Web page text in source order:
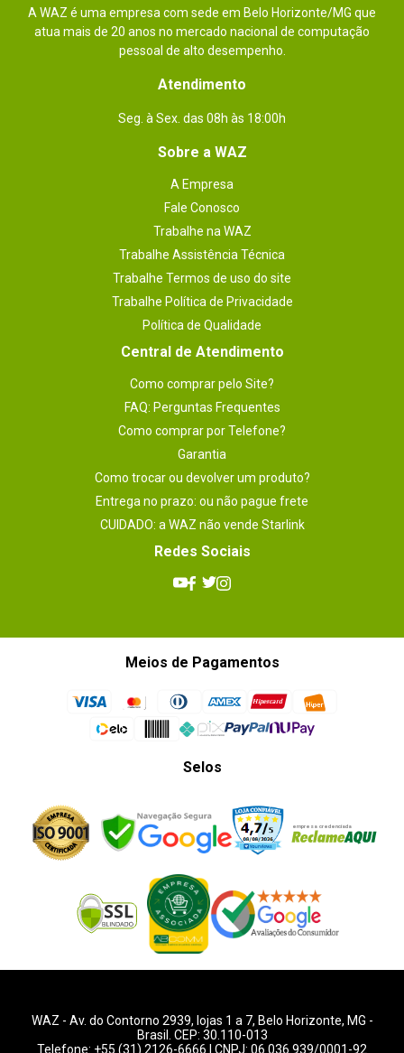
A WAZ é uma empresa com sede em Belo Horizonte/MG que
atua mais de 20 anos no mercado nacional de computação
pessoal de alto desempenho.
Atendimento
Seg. à Sex. das 08h às 18:00h
Sobre a WAZ
A Empresa
Fale Conosco
Trabalhe na WAZ
Trabalhe Assistência Técnica
Trabalhe Termos de uso do site
Trabalhe Política de Privacidade
Política de Qualidade
Central de Atendimento
Como comprar pelo Site?
FAQ: Perguntas Frequentes
Como comprar por Telefone?
Garantia
Como trocar ou devolver um produto?
Entrega no prazo: ou não pague frete
CUIDADO: a WAZ não vende Starlink
Redes Sociais
Meios de Pagamentos
Selos
WAZ - Av. do Contorno 2939, lojas 1 a 7, Belo Horizonte, MG -
Brasil. CEP: 30.110-013
Telefone: +55 (31) 2126-6666 | CNPJ: 06.036.939/0001-92